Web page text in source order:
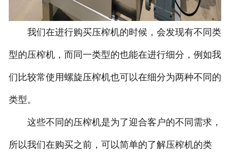
我们在进行购买压榨机的时候，会发现有不同类
型的压榨机，而同一类型的也能在进行细分，例如我
们比较常使用螺旋压榨机也可以在细分为两种不同的
类型。
这些不同的压榨机是为了迎合客户的不同需求，
所以我们在购买之前，可以简单的了解压榨机的类